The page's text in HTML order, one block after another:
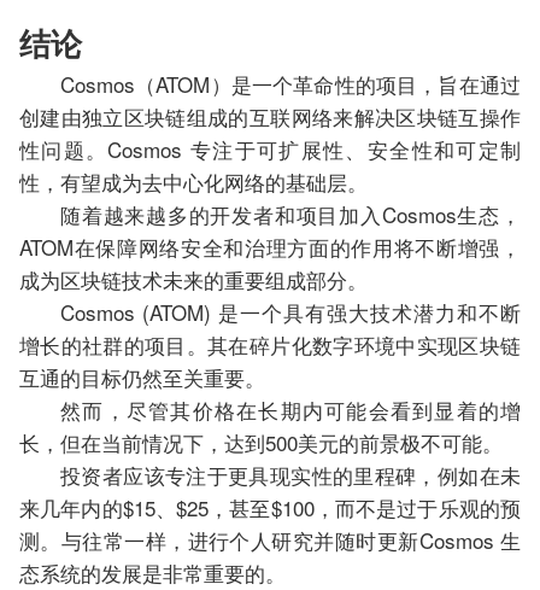
结论
Cosmos（ATOM）是一个革命性的项目，旨在通过
创建由独立区块链组成的互联网络来解决区块链互操作
性问题。Cosmos 专注于可扩展性、安全性和可定制
性，有望成为去中心化网络的基础层。
随着越来越多的开发者和项目加入Cosmos生态，
ATOM在保障网络安全和治理方面的作用将不断增强，
成为区块链技术未来的重要组成部分。
Cosmos (ATOM) 是一个具有强大技术潜力和不断
增长的社群的项目。其在碎片化数字环境中实现区块链
互通的目标仍然至关重要。
然而，尽管其价格在长期内可能会看到显着的增
长，但在当前情况下，达到500美元的前景极不可能。
投资者应该专注于更具现实性的里程碑，例如在未
来几年内的$15、$25，甚至$100，而不是过于乐观的预
测。与往常一样，进行个人研究并随时更新Cosmos 生
态系统的发展是非常重要的。